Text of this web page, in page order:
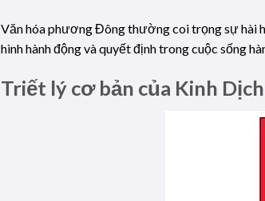
Văn hóa phương Đông thường coi trọng sự hài
hình hành động và quyết định trong cuộc sống
Triết lý cơ bản của Kinh